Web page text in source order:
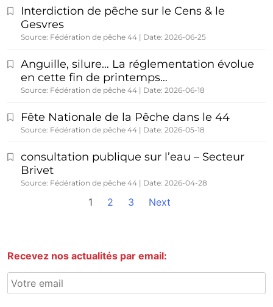
Interdiction de pêche sur le Cens & le
Gesvres
Source: Fédération de pêche 44 Date: 2026-06-25
Anguille, silure… La réglementation évolue
en cette fin de printemps…
Source: Fédération de pêche 44 Date: 2026-06-18
Fête Nationale de la Pêche dans le 44
Source: Fédération de pêche 44 Date: 2026-05-18
consultation publique sur l’eau – Secteur
Brivet
Source: Fédération de pêche 44 Date: 2026-04-28
1 2 3 Next
Recevez nos actualités par email: